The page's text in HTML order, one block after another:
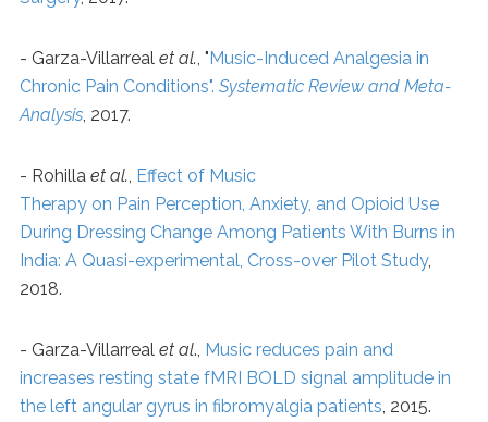
- Garza-Villarreal et al., "Music-Induced Analgesia in
Chronic Pain Conditions". Systematic Review and Meta-
Analysis, 2017.
- Rohilla et al., Effect of Music
Therapy on Pain Perception, Anxiety, and Opioid Use
During Dressing Change Among Patients With Burns in
India: A Quasi-experimental, Cross-over Pilot Study,
2018.
- Garza-Villarreal et al., Music reduces pain and
increases resting state fMRI BOLD signal amplitude in
the left angular gyrus in fibromyalgia patients, 2015.